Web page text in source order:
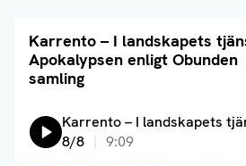
Karrento – I landskapets
Apokalypsen enligt Obunden
samling
Läs artikel
Lyssna på:
Karrento – I landskapets
8/8
9:09